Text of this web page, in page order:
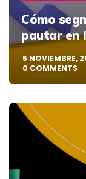
Cómo
pautar en
5 NOVIEMBRE,
0 COMMENTS